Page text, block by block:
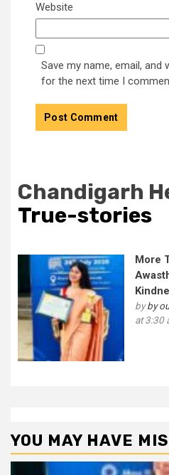
Website
Save my name, email,
for the next time I
Chandigarh
True-stories
More
byby
at 3:30
YOU MAY HAVE